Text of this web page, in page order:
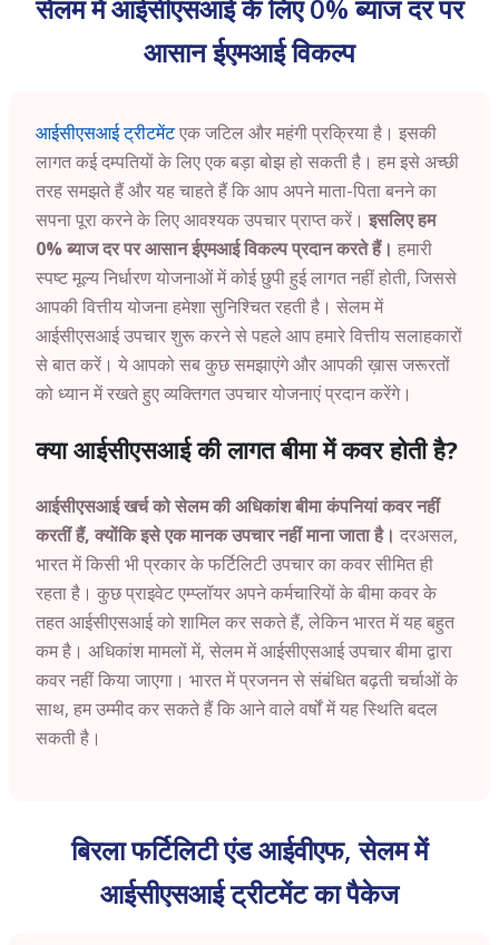
सेलम में आईसीएसआई के लिए 0% ब्याज दर पर
आसान ईएमआई विकल्प
आईसीएसआई ट्रीटमेंटएक जटिल और महंगी प्रक्रिया है। इसकी
लागत कई दम्पतियों के लिए एक बड़ा बोझ हो सकती है। हम इसे अच्छी
तरह समझते हैं और यह चाहते हैं कि आप अपने माता-पिता बनने का
सपना पूरा करने के लिए आवश्यक उपचार प्राप्त करें। इसलिए हम
0% ब्याज दर पर आसान ईएमआई विकल्प प्रदान करते हैं। हमारी
स्पष्ट मूल्य निर्धारण योजनाओं में कोई छुपी हुई लागत नहीं होती, जिससे
आपकी वित्तीय योजना हमेशा सुनिश्चित रहती है। सेलम में
आईसीएसआई उपचार शुरू करने से पहले आप हमारे वित्तीय सलाहकारों
से बात करें। ये आपको सब कुछ समझाएंगे और आपकी ख़ास जरूरतों
को ध्यान में रखते हुए व्यक्तिगत उपचार योजनाएं प्रदान करेंगे।
क्या आईसीएसआई की लागत बीमा में कवर होती है?
आईसीएसआई खर्च को सेलम की अधिकांश बीमा कंपनियां कवर नहीं
करतीं हैं, क्योंकि इसे एक मानक उपचार नहीं माना जाता है। दरअसल,
भारत में किसी भी प्रकार के फर्टिलिटी उपचार का कवर सीमित ही
रहता है। कुछ प्राइवेट एम्प्लॉयर अपने कर्मचारियों के बीमा कवर के
तहत आईसीएसआई को शामिल कर सकते हैं, लेकिन भारत में यह बहुत
कम है। अधिकांश मामलों में, सेलम में आईसीएसआई उपचार बीमा द्वारा
कवर नहीं किया जाएगा। भारत में प्रजनन से संबंधित बढ़ती चर्चाओं के
साथ, हम उम्मीद कर सकते हैं कि आने वाले वर्षों में यह स्थिति बदल
सकती है।
बिरला फर्टिलिटी एंड आईवीएफ, सेलम में
आईसीएसआई ट्रीटमेंट का पैकेज